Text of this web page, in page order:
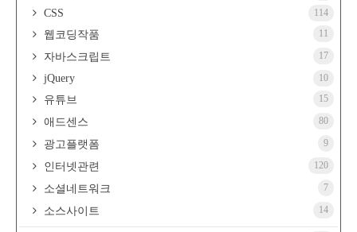
CSS 114
웹코딩작품 11
자바스크립트 17
jQuery 10
유튜브 15
애드센스 80
광고플랫폼 9
인터넷관련 120
소셜네트워크 7
소스사이트 14